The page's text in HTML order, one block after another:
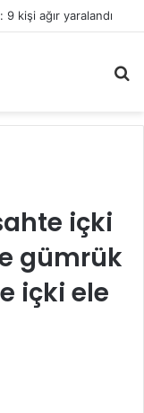
9 kişi ağır yaralandı
...
içki
gümrük
içki ele